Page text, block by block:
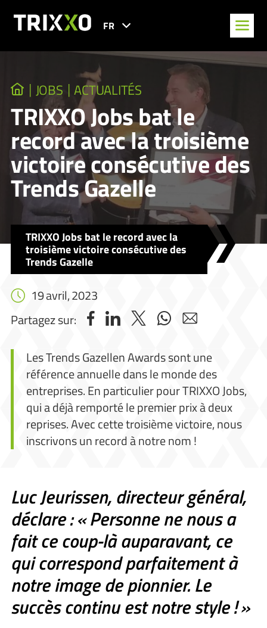
FR
JOBS ACTUALITÉS
TRIXXO Jobs bat le
record avec la troisième
victoire consécutive des
Trends Gazelle
TRIXXO Jobs bat le record avec la
troisième victoire consécutive des
Trends Gazelle
19 avril, 2023
Partagez sur:
Les Trends Gazellen Awards sont une
référence annuelle dans le monde des
entreprises. En particulier pour TRIXXO Jobs,
qui a déjà remporté le premier prix à deux
reprises. Avec cette troisième victoire, nous
inscrivons un record à notre nom !
Luc Jeurissen, directeur général,
déclare : « Personne ne nous a
fait ce coup-là auparavant, ce
qui correspond parfaitement à
notre image de pionnier. Le
succès continu est notre style ! »